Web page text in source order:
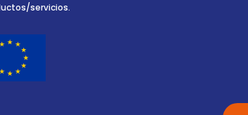
servicios.